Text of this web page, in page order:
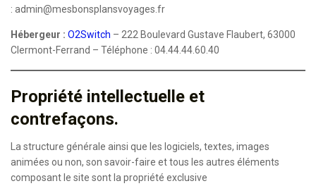
: admin@mesbonsplansvoyages.fr
Hébergeur : O2Switch – 222 Boulevard Gustave Flaubert, 63000
Clermont-Ferrand – Téléphone : 04.44.44.60.40
Propriété intellectuelle et
contrefaçons.
La structure générale ainsi que les logiciels, textes, images
animées ou non, son savoir-faire et tous les autres éléments
composant le site sont la propriété exclusive